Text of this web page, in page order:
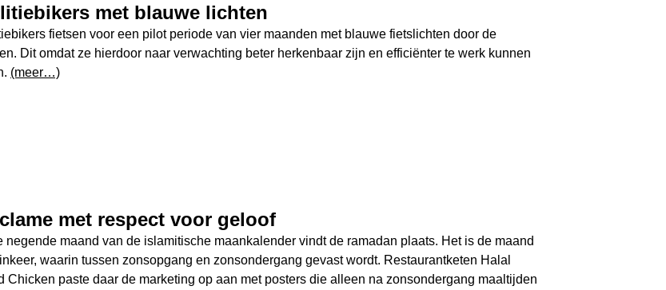
met blauwe lichten
fietsen voor een pilot periode van vier maanden met blauwe fietslichten door de
Dit omdat ze hierdoor naar verwachting beter herkenbaar zijn en efficiënter te werk kunnen
(meer…)
met respect voor geloof
negende maand van de islamitische maankalender vindt de ramadan plaats. Het is de maand
waarin tussen zonsopgang en zonsondergang gevast wordt. Restaurantketen Halal
Chicken paste daar de marketing op aan met posters die alleen na zonsondergang maaltijden